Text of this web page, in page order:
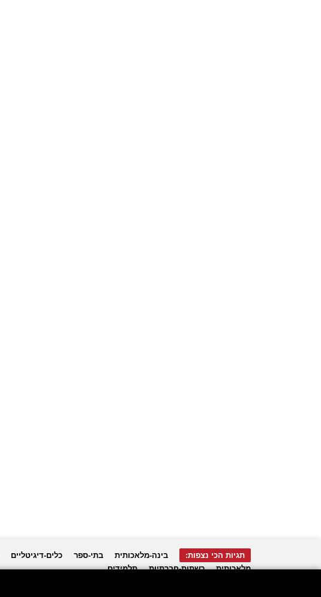
תגיות הכי נצפות: בינה-מלאכותית בתי-ספר כלים-דיגיטליים
מלאכותית
רשתות-חברתיות תלמידים